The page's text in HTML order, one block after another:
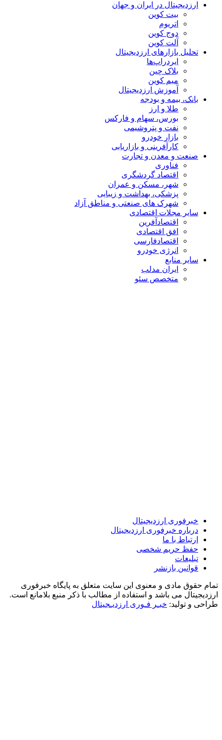
ارزدیجیتال در ایران و جهان
بیت کوین
اتریوم
دوج کوین
آلت کوین
تحلیل بازارهای ارزدیجیتال
ایردراپ‌ها
بلاک چین
میم کوین‌
آموزش ارزدیجیتال
بانک، بیمه و بودجه
طلا و ارز
بورس، سهام و فارکس
نفت و پتروشیمی
بازار خودرو
کارآفرینی و بازاریابی
صنعت و معدن و تجارت
فناوری
اقتصاد گردشگری
شهر، مسکن و عمران
پزشکی، بهداشت و زیبایی
شهرک های صنعتی و مناطق آزاد
سایر مجلات اقتصادی
اقتصادآفرین
افق اقتصادی
اقتصادفارسی
انرژی خودرو
سایر منابع
ایران مدلب
متخصص سئو
خبرفوری ارزدیجیتال
درباره خبرفوری ارزدیجیتال
ارتباط با ما
حفظ حریم شخصی
تبلیغات
قوانین بازنشر
تمام حقوق مادی و معنوی این سایت متعلق به پایگاه خبرفوری
ارزدیجیتال می باشد و استفاده از مطالب با ذکر منبع بلامانع است.
طراحی و تولید: خبـر فـوری ارزدیـجیتال